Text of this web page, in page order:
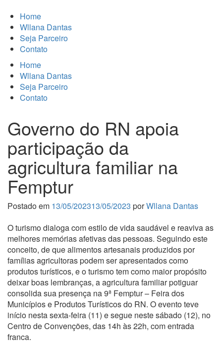
Home
Wllana Dantas
Seja Parceiro
Contato
Home
Wllana Dantas
Seja Parceiro
Contato
Governo do RN apoia
participação da
agricultura familiar na
Femptur
Postado em 13/05/202313/05/2023 porWllana Dantas
O turismo dialoga com estilo de vida saudável e reaviva as
melhores memórias afetivas das pessoas. Seguindo este
conceito, de que alimentos artesanais produzidos por
famílias agricultoras podem ser apresentados como
produtos turísticos, e o turismo tem como maior propósito
deixar boas lembranças, a agricultura familiar potiguar
consolida sua presença na 9ª Femptur – Feira dos
Municípios e Produtos Turísticos do RN. O evento teve
início nesta sexta-feira (11) e segue neste sábado (12), no
Centro de Convenções, das 14h às 22h, com entrada
franca.